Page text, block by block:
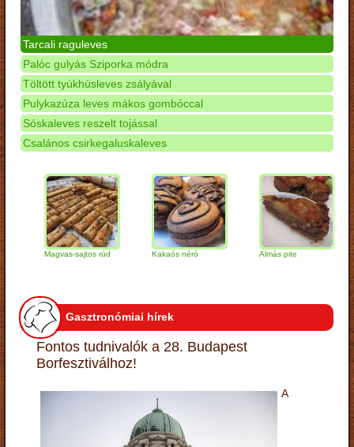
Tarcali raguleves
Palóc gulyás Sziporka módra
Töltött tyúkhúsleves zsályával
Pulykazúza leves mákos gombóccal
Sóskaleves reszelt tojással
Csalános csirkegaluskaleves
Magvas-sajtos rúd Kakaós néró Almás pite
Gasztronómiai hírek
Fontos tudnivalók a 28. Budapest
Borfesztiválhoz!
A